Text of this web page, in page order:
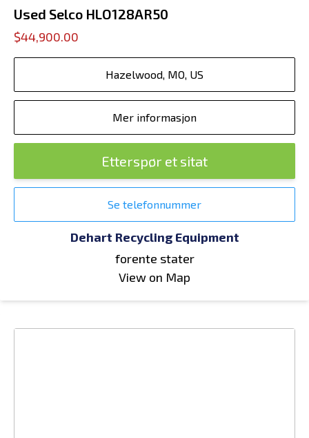
Used Selco HLO128AR50
$44,900.00
Hazelwood, MO, US
Mer informasjon
Etterspør et sitat
Se telefonnummer
Dehart Recycling Equipment
forente stater
View on Map